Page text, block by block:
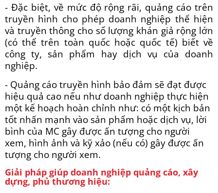
- Đặc biệt, về mức độ rộng rãi, quảng cáo trên
truyền hình cho phép doanh nghiệp thể hiện
và truyền thông cho số lượng khán giả rộng lớn
(có thể trên toàn quốc hoặc quốc tế) biết về
công ty, sản phẩm hay dịch vụ của doanh
nghiệp.
- Quảng cáo truyền hình bảo đảm sẽ đạt được
hiệu quả cao nếu như doanh nghiệp thực hiện
một kế hoạch hoàn chỉnh như: có một kịch bản
tốt nhấn mạnh vào sản phẩm hoặc dịch vụ, lời
bình của MC gây được ấn tượng cho người
xem, hình ảnh và kỹ xảo (nếu có) gây được ấn
tượng cho người xem.
Giải pháp giúp doanh nghiệp quảng cáo, xây
dựng, phủ thương hiệu: